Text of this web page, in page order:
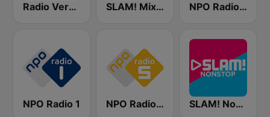
Radio Veronica SLAM! Mixmarathon NPO Radio 2
NPO Radio 1 NPO Radio 5 SLAM! Nonstop